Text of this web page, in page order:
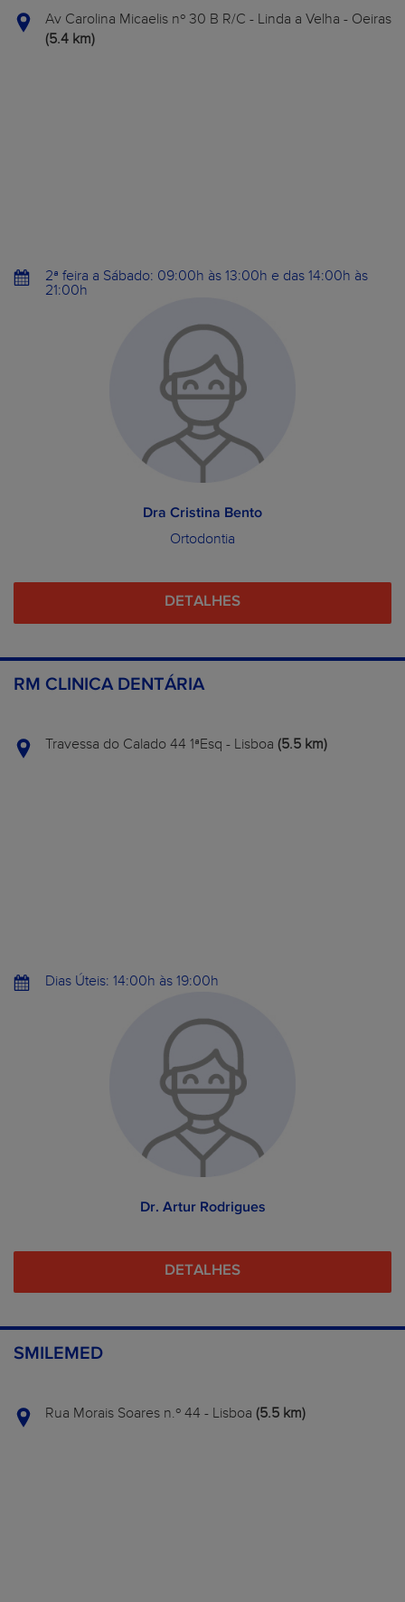
Av Carolina Micaelis nº 30 B R/C - Linda a Velha - Oeiras
(5.4 km)
2ª feira a Sábado: 09:00h às 13:00h e das 14:00h às
21:00h
Dra Cristina Bento
Ortodontia
DETALHES
RM CLINICA DENTÁRIA
Travessa do Calado 44 1ªEsq - Lisboa (5.5 km)
Dias Úteis: 14:00h às 19:00h
Dr. Artur Rodrigues
DETALHES
SMILEMED
Rua Morais Soares n.º 44 - Lisboa (5.5 km)